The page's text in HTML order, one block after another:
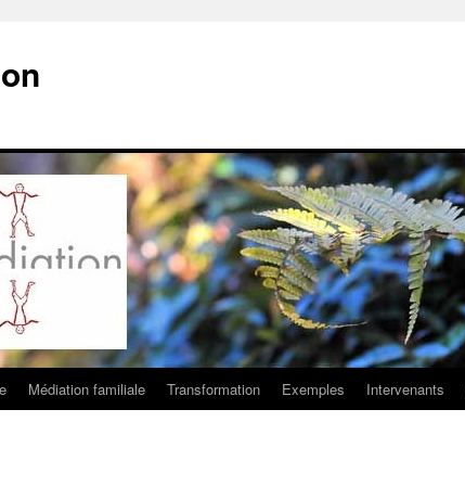
Médiation familiale Transformation Exemples Intervenants